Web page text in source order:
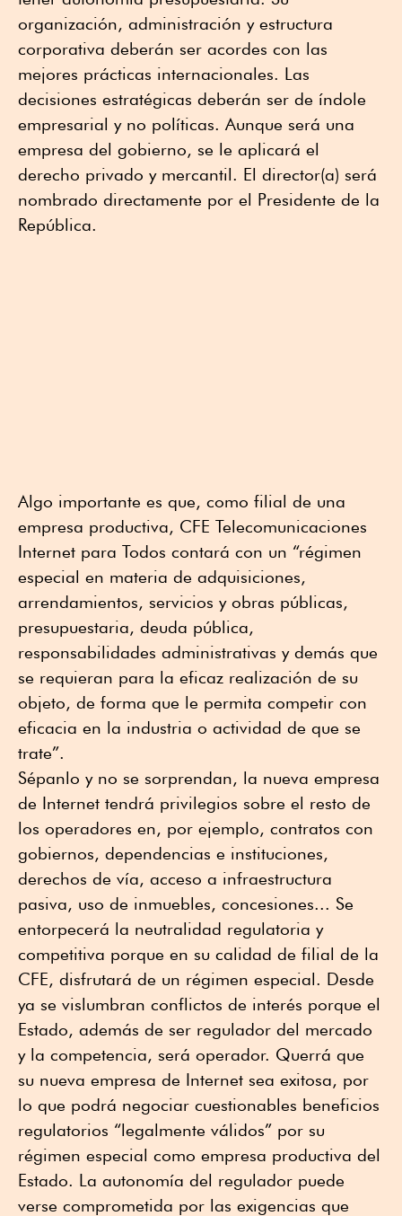
organización, administración y estructura
corporativa deberán ser acordes con las
mejores prácticas internacionales. Las
decisiones estratégicas deberán ser de índole
empresarial y no políticas. Aunque será una
empresa del gobierno, se le aplicará el
derecho privado y mercantil. El director(a) será
nombrado directamente por el Presidente de la
República.
Algo importante es que, como filial de una
empresa productiva, CFE Telecomunicaciones
Internet para Todos contará con un “régimen
especial en materia de adquisiciones,
arrendamientos, servicios y obras públicas,
presupuestaria, deuda pública,
responsabilidades administrativas y demás que
se requieran para la eficaz realización de su
objeto, de forma que le permita competir con
eficacia en la industria o actividad de que se
trate”.
Sépanlo y no se sorprendan, la nueva empresa
de Internet tendrá privilegios sobre el resto de
los operadores en, por ejemplo, contratos con
gobiernos, dependencias e instituciones,
derechos de vía, acceso a infraestructura
pasiva, uso de inmuebles, concesiones... Se
entorpecerá la neutralidad regulatoria y
competitiva porque en su calidad de filial de la
CFE, disfrutará de un régimen especial. Desde
ya se vislumbran conflictos de interés porque el
Estado, además de ser regulador del mercado
y la competencia, será operador. Querrá que
su nueva empresa de Internet sea exitosa, por
lo que podrá negociar cuestionables beneficios
regulatorios “legalmente válidos” por su
régimen especial como empresa productiva del
Estado. La autonomía del regulador puede
verse comprometida por las exigencias que